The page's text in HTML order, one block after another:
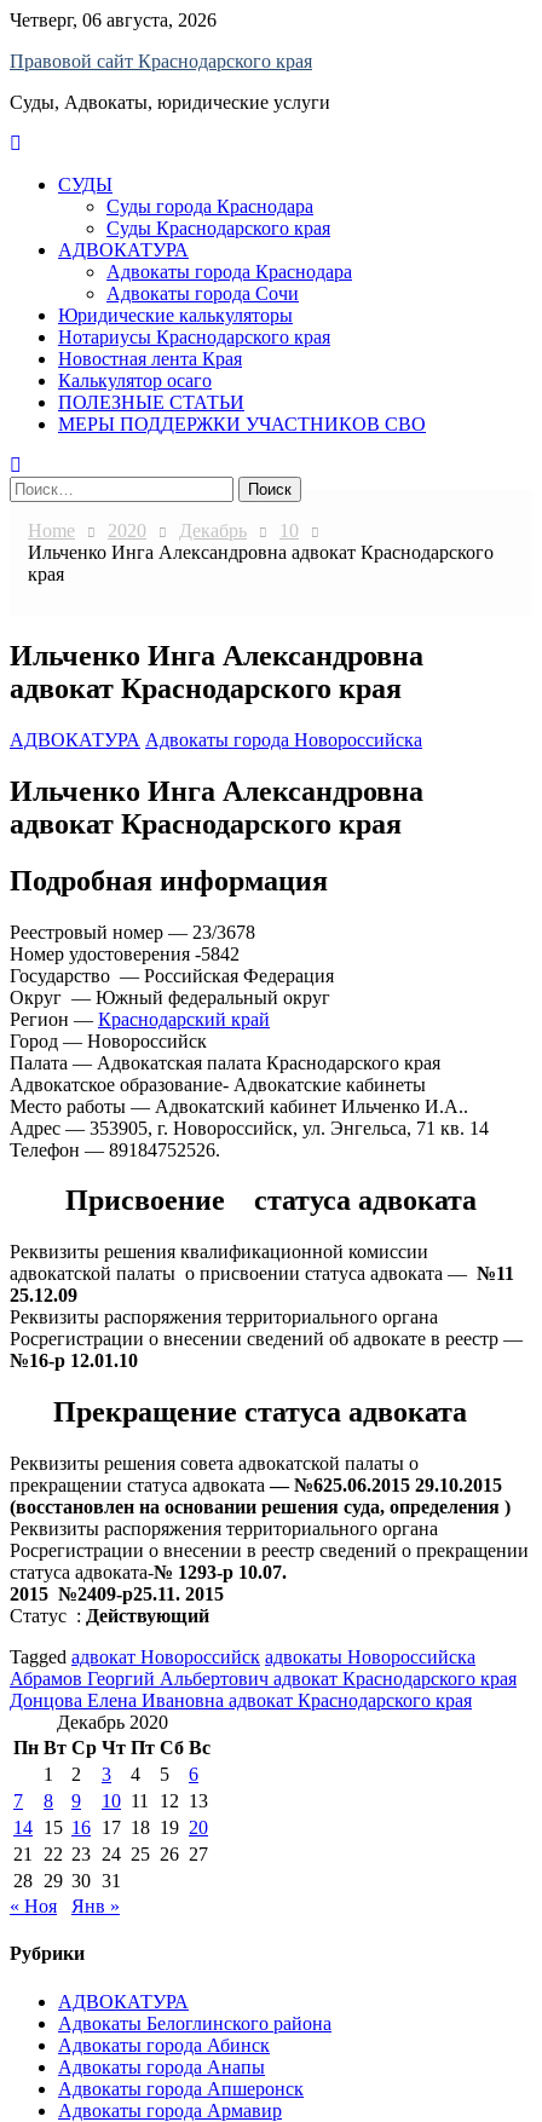
Skip
content
Четверг, 06 августа, 2026
Правовой сайт Краснодарского края
Суды, Адвокаты, юридические услуги
СУДЫ
Суды города Краснодара
Суды Краснодарского края
АДВОКАТУРА
Адвокаты города Краснодара
Адвокаты города Сочи
Юридические калькуляторы
Нотариусы Краснодарского края
Новостная лента Края
Калькулятор осаго
ПОЛЕЗНЫЕ СТАТЬИ
МЕРЫ ПОДДЕРЖКИ УЧАСТНИКОВ СВО
Найти:
Home 2020 Декабрь
10
Ильченко Инга Александровна адвокат Краснодарского
края
Ильченко Инга Александровна
адвокат Краснодарского края
АДВОКАТУРА Адвокаты города Новороссийска
Ильченко Инга Александровна
адвокат Краснодарского края
Подробная информация
Реестровый номер — 23/3678
Номер удостоверения -5842
Государство — Российская Федерация
Округ — Южный федеральный округ
Регион — Краснодарский край
Город — Новороссийск
Палата — Адвокатская палата Краснодарского края
Адвокатское образование- Адвокатские кабинеты
Место работы — Адвокатский кабинет Ильченко И.А..
Адрес — 353905, г. Новороссийск, ул. Энгельса, 71 кв. 14
Телефон — 89184752526.
Присвоение статуса адвоката
Реквизиты решения квалификационной комиссии
адвокатской палаты о присвоении статуса адвоката — №11
25.12.09
Реквизиты распоряжения территориального органа
Росрегистрации о внесении сведений об адвокате в реестр —
№16-р 12.01.10
Прекращение статуса адвоката
Реквизиты решения совета адвокатской палаты о
прекращении статуса адвоката— №625.06.2015 29.10.2015
(восстановлен на основании решения суда, определения )
Реквизиты распоряжения территориального органа
Росрегистрации о внесении в реестр сведений о прекращении
статуса адвоката-№ 1293-р 10.07.
2015 №2409-р25.11. 2015
Статус : Действующий
Tagged адвокат Новороссийск адвокаты Новороссийска
Навигация
по
записям
Абрамов Георгий Альбертович адвокат Краснодарского края
Донцова Елена Ивановна адвокат Краснодарского края
Декабрь 2020
Пн Вт Ср Чт Пт Сб Вс
1
2 3 4 5
6
7
8 9 10 11 12 13
14 15 16 17 18 19 20
21
22 23 24 25 26 27
28 29 30 31
« Ноя
Янв »
Рубрики
АДВОКАТУРА
Адвокаты Белоглинского района
Адвокаты города Абинск
Адвокаты города Анапы
Адвокаты города Апшеронск
Адвокаты города Армавир